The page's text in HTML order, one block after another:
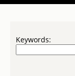
Keywords: